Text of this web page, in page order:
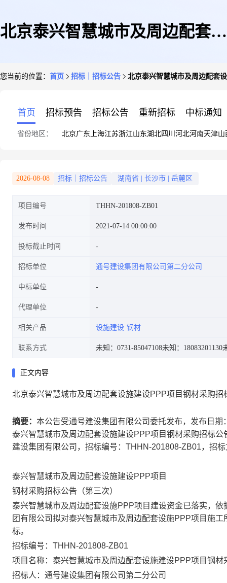
北京泰兴智慧城市及周边配套设
您当前的位置： 首页 招标｜招标公告 北京泰兴智慧城市及周边配套
首页 招标预告 招标公告 重新招标 中标通知
省份地区： 北京广东 上海江苏浙江山东湖北四川 河北河南天津山
2026-08-08 招标｜招标公告 湖南省 长沙市 岳麓区
项目编号 THHN-201808-ZB01
发布时间 2021-07-14 00:00:00
投标截止时间
招标单位 通号建设集团有限公司第二分公司
中标单位
代理单位
相关产品 设施建设 钢材
联系方式 未知：0731-85047108未知：18083201130
正文内容
北京泰兴智慧城市及周边配套设施建设PPP项目钢材采购招
摘要： 本公告受通号建设集团有限公司委托发布，发布日
泰兴智慧城市及周边配套设施建设PPP项目钢材采购招标
建设集团有限公司，招标编号：THHN-201808-ZB01，招
泰兴智慧城市及周边配套设施建设PPP项目
钢材采购招标公告（第三次）
泰兴智慧城市及周边配套设施PPP项目建设资金已落实，
团有限公司拟对泰兴智慧城市及周边配套设施PPP项目施
标。
招标编号：THHN-201808-ZB01
项目名称：泰兴智慧城市及周边配套设施建设PPP项目钢材
招标人：通号建设集团有限公司第二分公司